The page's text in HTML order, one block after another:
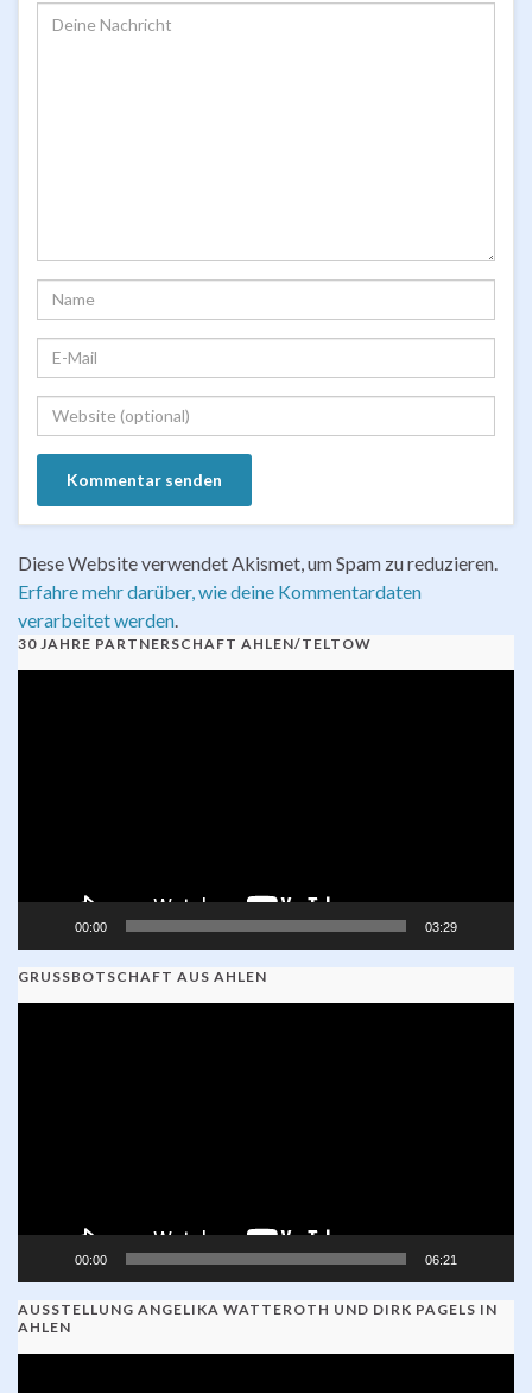
Diese Website verwendet Akismet, um Spam zu reduzieren.
Erfahre mehr darüber, wie deine Kommentardaten
verarbeitet werden.
30 JAHRE PARTNERSCHAFT AHLEN/TELTOW
00:00 03:29
GRUSSBOTSCHAFT AUS AHLEN
00:00 06:21
AUSSTELLUNG ANGELIKA WATTEROTH UND DIRK PAGELS IN
AHLEN